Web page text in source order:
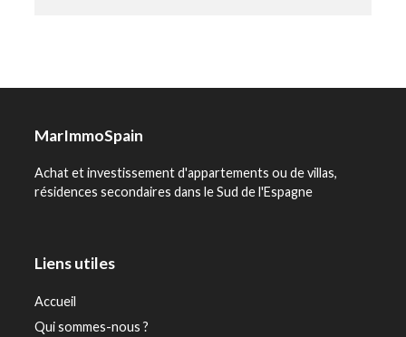
MarImmoSpain
Achat et investissement d'appartements ou de villas,
résidences secondaires dans le Sud de l'Espagne
Liens utiles
Accueil
Qui sommes-nous ?